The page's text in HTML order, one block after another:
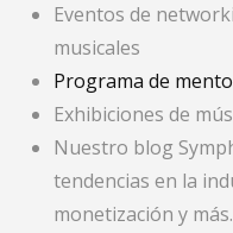
Eventos de
musicales
Programa de
Exhibiciones de
Nuestro blog
tendencias en la
monetización y